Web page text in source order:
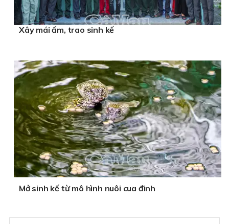
Xây mái ấm, trao sinh kế
Mở sinh kế từ mô hình nuôi cua đinh